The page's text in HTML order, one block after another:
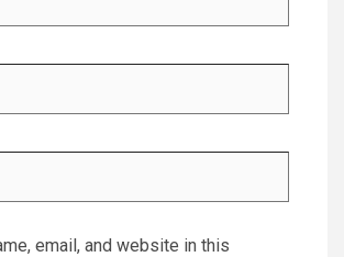
email, and website in this